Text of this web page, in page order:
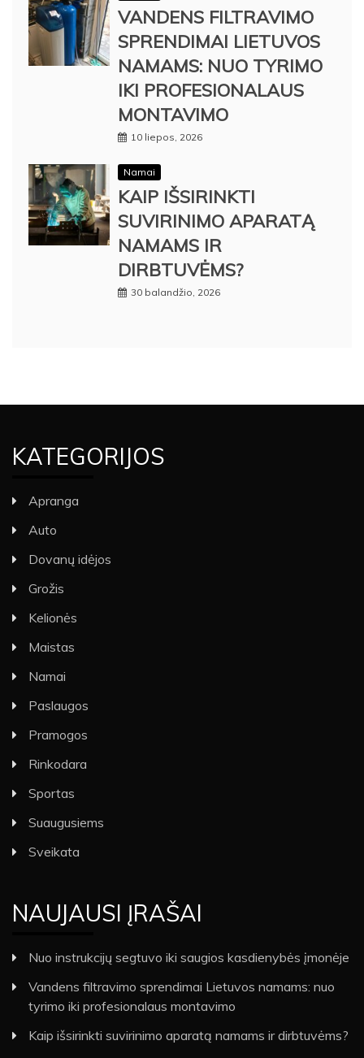
VANDENS FILTRAVIMO
SPRENDIMAI LIETUVOS
NAMAMS: NUO TYRIMO
IKI PROFESIONALAUS
MONTAVIMO
10 liepos, 2026
Namai
KAIP IŠSIRINKTI
SUVIRINIMO APARATĄ
NAMAMS IR
DIRBTUVĖMS?
30 balandžio, 2026
KATEGORIJOS
Apranga
Auto
Dovanų idėjos
Grožis
Kelionės
Maistas
Namai
Paslaugos
Pramogos
Rinkodara
Sportas
Suaugusiems
Sveikata
NAUJAUSI ĮRAŠAI
Nuo instrukcijų segtuvo iki saugios kasdienybės įmonėje
Vandens filtravimo sprendimai Lietuvos namams: nuo
tyrimo iki profesionalaus montavimo
Kaip išsirinkti suvirinimo aparatą namams ir dirbtuvėms?